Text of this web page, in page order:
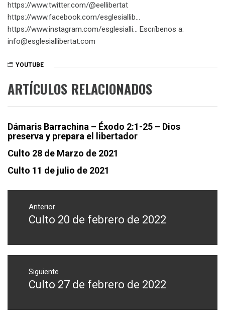
https://www.twitter.com/@eellibertat​​​
https://www.facebook.com/esglesiallib…​
https://www.instagram.com/esglesialli…​ Escríbenos a:
info@esglesiallibertat.com
YOUTUBE
ARTÍCULOS RELACIONADOS
Dámaris Barrachina – Éxodo 2:1-25 – Dios
preserva y prepara el libertador
Culto 28 de Marzo de 2021
Culto 11 de julio de 2021
Navegación
entradas
Anterior
Entrada
Culto 20 de febrero de 2022
Siguiente
Entrada
Culto 27 de febrero de 2022